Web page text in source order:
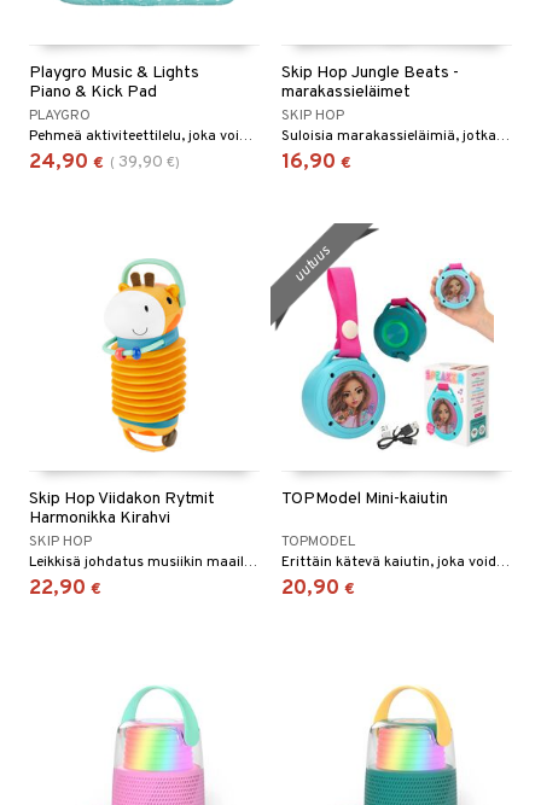
Playgro Music & Lights
Piano & Kick Pad
PLAYGRO
Pehmeä aktiviteettilelu, joka voidaan kiinnittää sänkyyn tai vaunuihin.
24,90 € ( 39,90 €)
Skip Hop Jungle Beats -
marakassieläimet
SKIP HOP
Suloisia marakassieläimiä, jotka on helppo pitää pienissä käsissä.
16,90 €
Skip Hop Viidakon Rytmit
Harmonikka Kirahvi
SKIP HOP
Leikkisä johdatus musiikin maailmaan!
22,90 €
TOPModel Mini-kaiutin
TOPMODEL
Erittäin kätevä kaiutin, joka voidaan kiinnittää esimerkiksi laukkuun.
20,90 €
uutuus